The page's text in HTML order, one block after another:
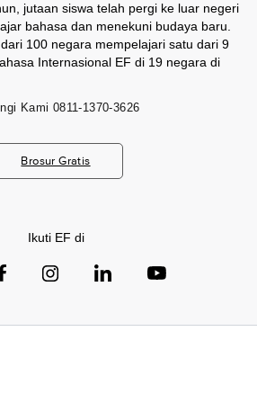
jutaan siswa telah pergi ke luar negeri
bahasa dan menekuni budaya baru.
100 negara mempelajari satu dari 9
Internasional EF di 19 negara di
Kami 0811-1370-3626
Brosur Gratis
Ikuti EF di